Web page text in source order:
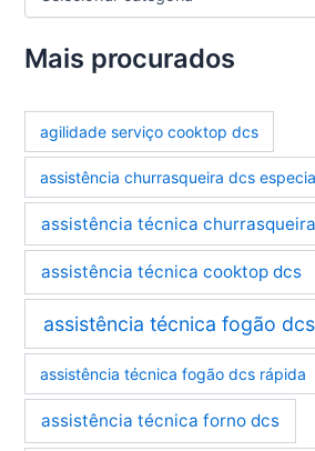
e
g
r
a
Mais procurados
agilidade serviço cooktop dcs
assistência churrasqueira dcs
assistência técnica
assistência técnica cooktop dcs
assistência técnica fogão dcs
assistência técnica fogão dcs rápida
assistência técnica forno dcs